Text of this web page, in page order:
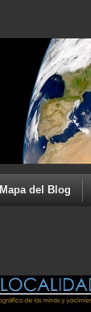
Mapa del Blog